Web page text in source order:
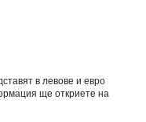
в левове и евро
ще откриете на